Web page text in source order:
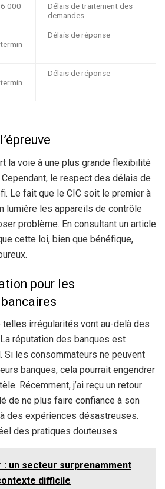
000
Délais de traitement des
demandes
Délais de réponse
Délais de réponse
la voie à une plus grande flexibilité
le respect des délais de
Le fait que le CIC soit le premier à
lumière les appareils de contrôle
problème. En consultant un article
cette loi, bien que bénéfique,
pour les
irrégularités vont au-delà des
réputation des banques est
Si les consommateurs ne peuvent
banques, cela pourrait engendrer
Récemment, j’ai reçu un retour
de ne plus faire confiance à son
des expériences désastreuses.
des pratiques douteuses.
: un secteur surprenamment
difficile